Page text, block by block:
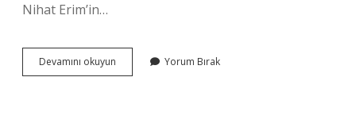
Nihat Erim’in…
Devamını okuyun
Kaç
Yorum Bırak